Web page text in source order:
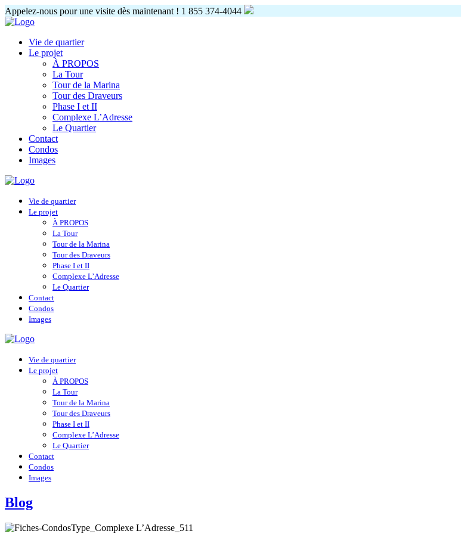
Appelez-nous pour une visite dès maintenant ! 1 855 374-4044
Vie de quartier
Le projet
À PROPOS
La Tour
Tour de la Marina
Tour des Draveurs
Phase I et II
Complexe L’Adresse
Le Quartier
Contact
Condos
Images
Vie de quartier
Le projet
À PROPOS
La Tour
Tour de la Marina
Tour des Draveurs
Phase I et II
Complexe L’Adresse
Le Quartier
Contact
Condos
Images
Vie de quartier
Le projet
À PROPOS
La Tour
Tour de la Marina
Tour des Draveurs
Phase I et II
Complexe L’Adresse
Le Quartier
Contact
Condos
Images
Blog